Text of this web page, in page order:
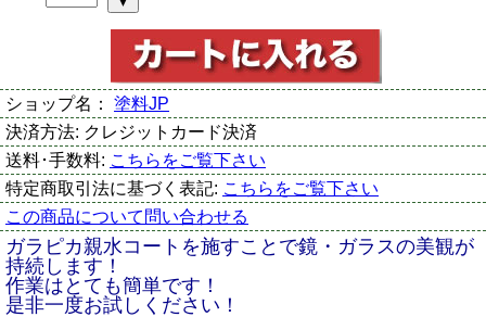
ショップ名： 塗料JP
決済方法: クレジットカード決済
送料･手数料: こちらをご覧下さい
特定商取引法に基づく表記: こちらをご覧下さい
この商品について問い合わせる
ガラピカ親水コートを施すことで鏡・ガラスの美観が
持続します！
作業はとても簡単です！
是非一度お試しください！